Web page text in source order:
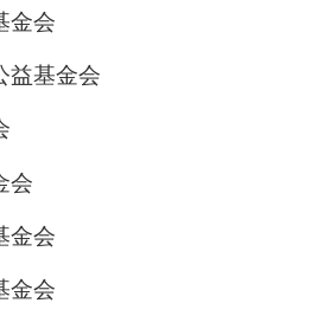
金会
益基金会
会
金会
金会